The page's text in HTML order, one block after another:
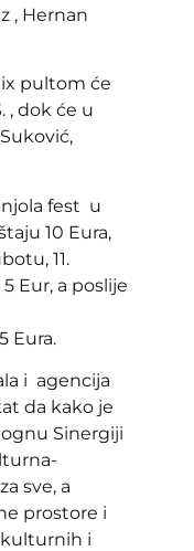
, Hernan
pultom će
, dok će u
fest u
10 Eura,
11.
Eur, a poslije
Eura.
i agencija
da kako je
Sinergiji
sve, a
prostore i
kulturnih i